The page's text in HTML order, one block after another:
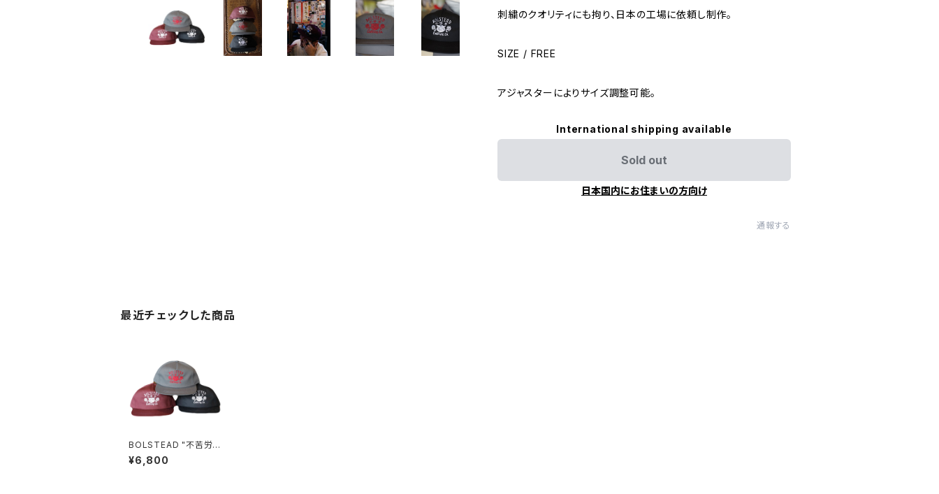
刺繍のクオリティにも拘り、日本の工場に依頼し制作。
SIZE / FREE
アジャスターによりサイズ調整可能。
International shipping available
Sold out
日本国内にお住まいの方向け
通報する
最近チェックした商品
BOLSTEAD "不苦労"
5PANEL CAP［3色展
開］
¥6,800